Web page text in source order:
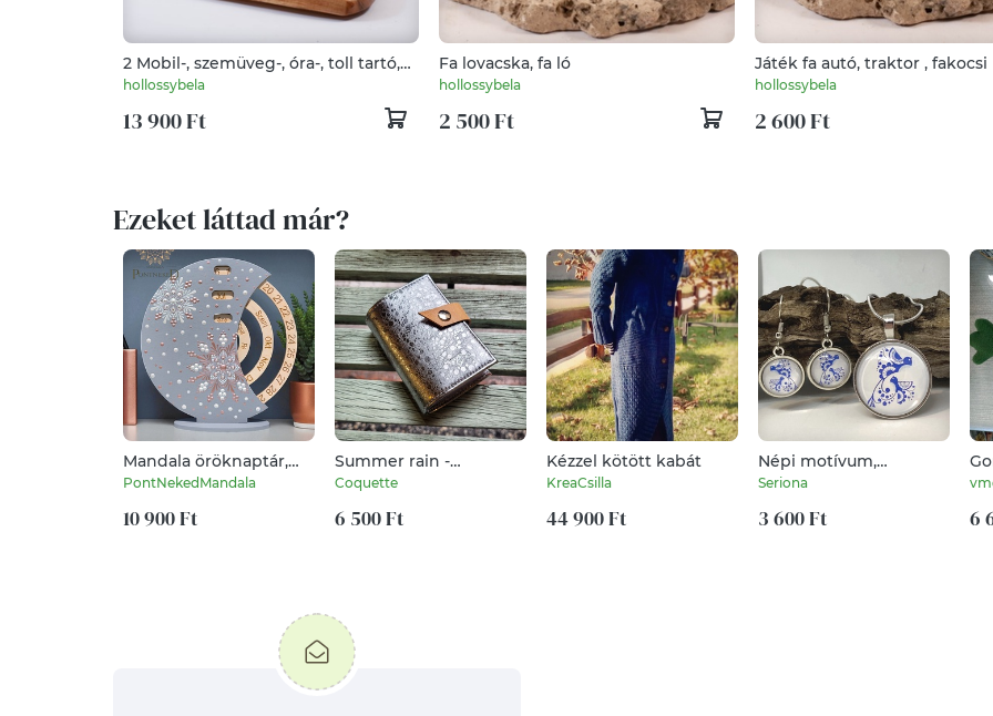
2 Mobil-, szemüveg-, óra-, toll tartó,
asztali rendező
hollossybela
13 900 Ft
Fa lovacska, fa ló
hollossybela
2 500 Ft
Játék fa autó, traktor , fakocsi
hollossybela
2 600 Ft
Ezeket láttad már?
Mandala öröknaptár,
álló. Vintage szürke-
gyöngyházfehér (20 cm
átmérőjű)
PontNekedMandala
10 900 Ft
Summer rain -
bankkártya tartó
Coquette
6 500 Ft
Kézzel kötött kabát
KreaCsilla
44 900 Ft
Népi motívum,
madárkás cabochon,
medál
Seriona
3 600 Ft 6